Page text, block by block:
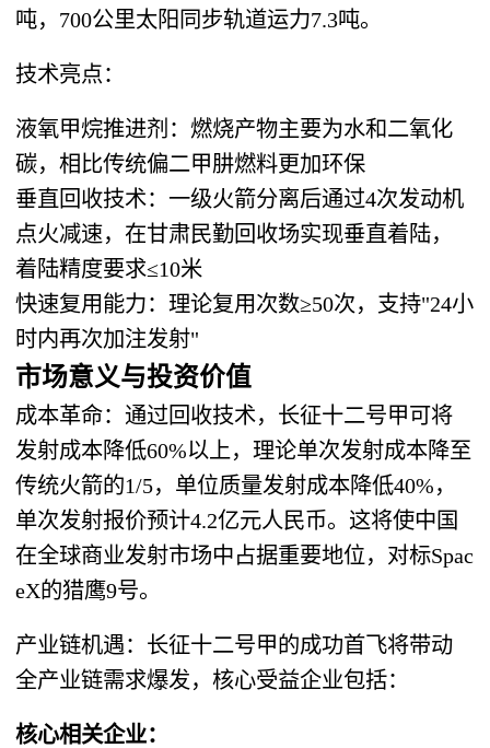
吨，700公里太阳同步轨道运力7.3吨。
技术亮点：
液氧甲烷推进剂：燃烧产物主要为水和二氧化
碳，相比传统偏二甲肼燃料更加环保
垂直回收技术：一级火箭分离后通过4次发动机
点火减速，在甘肃民勤回收场实现垂直着陆，
着陆精度要求≤10米
快速复用能力：理论复用次数≥50次，支持"24小
时内再次加注发射"
市场意义与投资价值
成本革命：通过回收技术，长征十二号甲可将
发射成本降低60%以上，理论单次发射成本降至
传统火箭的1/5，单位质量发射成本降低40%，
单次发射报价预计4.2亿元人民币。这将使中国
在全球商业发射市场中占据重要地位，对标Spac
eX的猎鹰9号。
产业链机遇：长征十二号甲的成功首飞将带动
全产业链需求爆发，核心受益企业包括：
核心相关企业：